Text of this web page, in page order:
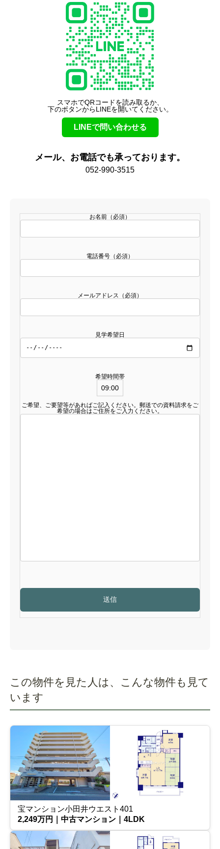
スマホでQRコードを読み取るか、
下のボタンからLINEを開いてください。
LINEで問い合わせる
メール、お電話でも承っております。
052-990-3515
お名前（必須）
電話番号（必須）
メールアドレス（必須）
見学希望日
希望時間帯
ご希望、ご要望等があればご記入ください。郵送での資料請求をご
希望の場合はご住所をご入力ください。
この物件を見た人は、こんな物件も見て
います
宝マンション小田井ウエスト401
2,249万円｜中古マンション｜4LDK